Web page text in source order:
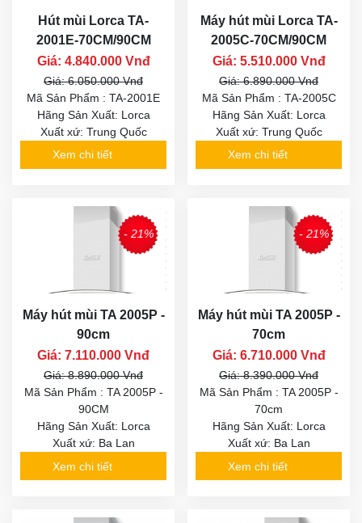
Hút mùi Lorca TA-
2001E-70CM/90CM
Giá: 4.840.000 Vnđ
Giá: 6.050.000 Vnđ
Mã Sản Phẩm : TA-2001E
Hãng Sản Xuất: Lorca
Xuất xứ: Trung Quốc
Xem chi tiết
Máy hút mùi Lorca TA-
2005C-70CM/90CM
Giá: 5.510.000 Vnđ
Giá: 6.890.000 Vnđ
Mã Sản Phẩm : TA-2005C
Hãng Sản Xuất: Lorca
Xuất xứ: Trung Quốc
Xem chi tiết
- 21%
Máy hút mùi TA 2005P -
90cm
Giá: 7.110.000 Vnđ
Giá: 8.890.000 Vnđ
Mã Sản Phẩm : TA 2005P -
90CM
Hãng Sản Xuất: Lorca
Xuất xứ: Ba Lan
Xem chi tiết
- 21%
Máy hút mùi TA 2005P -
70cm
Giá: 6.710.000 Vnđ
Giá: 8.390.000 Vnđ
Mã Sản Phẩm : TA 2005P -
70cm
Hãng Sản Xuất: Lorca
Xuất xứ: Ba Lan
Xem chi tiết